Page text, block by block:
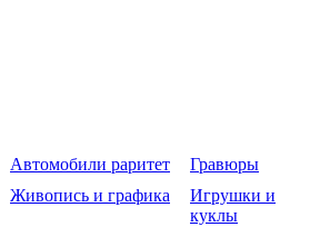
Автомобили раритет
Гравюры
Живопись и графика
Игрушки и
куклы